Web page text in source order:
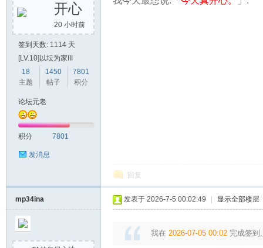
开心
20 小时前
签到天数: 1114 天
[LV.10]以坛为家III
18
主题
1450
帖子
7801
积分
论坛元老
积分 7801
发消息
回复
mp34ina 发表于 2026-7-5 00:02:49 显示全部楼层
我在 2026-07-05 00:02 完成签到